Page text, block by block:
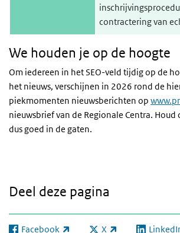
contractering van
We houden je op de hoogte
Om iedereen in het SEO-veld tijdig op de
het nieuws, verschijnen in 2026 rond de
piekmomenten nieuwsberichten op
nieuwsbrief van de Regionale Centra.
dus goed in de gaten.
Deel deze pagina
Facebook X